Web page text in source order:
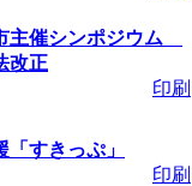
：～
乗車体
」 受
主催シンポジウム
改正
印刷
「すきっぷ」
印刷